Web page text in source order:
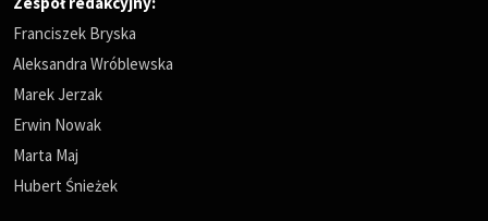
Franciszek Bryska
Aleksandra Wróblewska
Marek Jerzak
Erwin Nowak
Marta Maj
Hubert Śnieżek